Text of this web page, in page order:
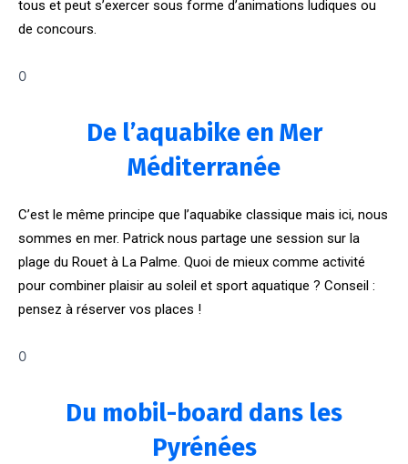
tous et peut s’exercer sous forme d’animations ludiques ou
de concours.
0
De l’aquabike en Mer
Méditerranée
C’est le même principe que l’aquabike classique mais ici, nous
sommes en mer. Patrick nous partage une session sur la
plage du Rouet à La Palme. Quoi de mieux comme activité
pour combiner plaisir au soleil et sport aquatique ? Conseil :
pensez à réserver vos places !
0
Du mobil-board dans les
Pyrénées